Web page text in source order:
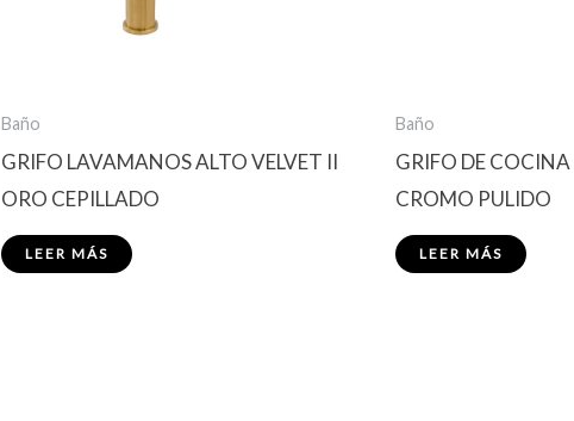
Baño
GRIFO LAVAMANOS ALTO VELVET II
ORO CEPILLADO
LEER MÁS
Baño
GRIFO DE
CROMO PULIDO
LEER MÁS